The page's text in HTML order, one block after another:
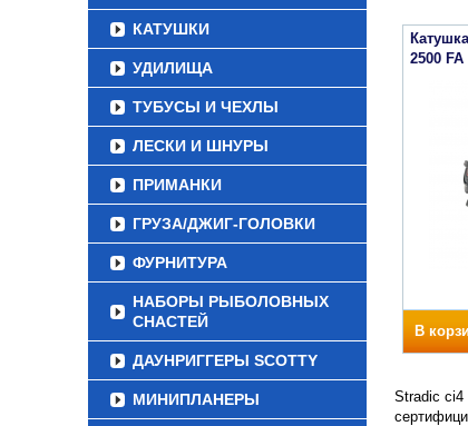
КАТУШКИ
УДИЛИЩА
ТУБУСЫ И ЧЕХЛЫ
ЛЕСКИ И ШНУРЫ
ПРИМАНКИ
ГРУЗА/ДЖИГ-ГОЛОВКИ
ФУРНИТУРА
НАБОРЫ РЫБОЛОВНЫХ
СНАСТЕЙ
ДАУНРИГГЕРЫ SCOTTY
МИНИПЛАНЕРЫ
2500 FA
В
Stradic ci4